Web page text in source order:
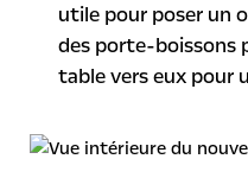
utile pour poser un
des porte-boissons
table vers eux pour